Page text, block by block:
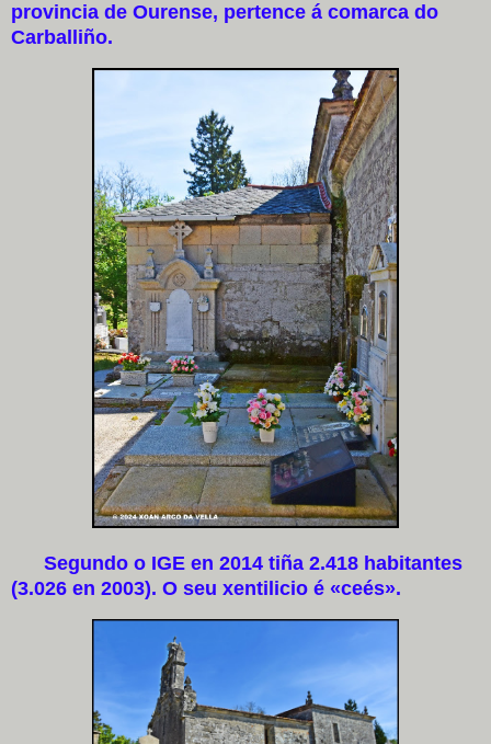
provincia de Ourense, pertence á comarca do
Carballiño.
Segundo o IGE en 2014 tiña 2.418 habitantes
(3.026 en 2003). O seu xentilicio é «ceés».